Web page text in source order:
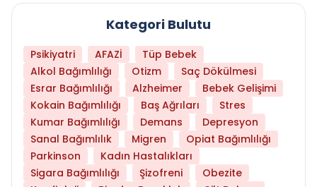
Kategori Bulutu
Psikiyatri AFAZİ
Tüp Bebek
Alkol Bağımlılığı
Otizm
Saç Dökülmesi
Esrar Bağımlılığı
Alzheimer
Bebek Gelişimi
Kokain Bağımlılığı
Baş Ağrıları
Stres
Kumar Bağımlılığı
Demans
Depresyon
Sanal Bağımlılık
Migren
Opiat Bağımlılığı
Parkinson
Kadın Hastalıkları
Sigara Bağımlılığı
Şizofreni
Obezite